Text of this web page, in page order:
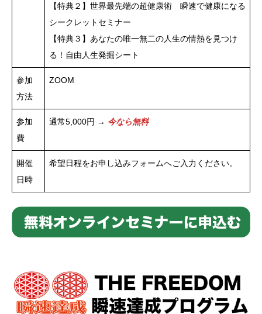
【特典２】世界最先端の超健康術 瞬速で健康になる
シークレットセミナー
【特典３】あなたの唯一無二の人生の情熱を見つけ
る！自由人生発掘シート
参加
方法
ZOOM
参加
費
通常5,000円 → 今なら無料
開催
日時
希望日程をお申し込みフォームへご入力ください。